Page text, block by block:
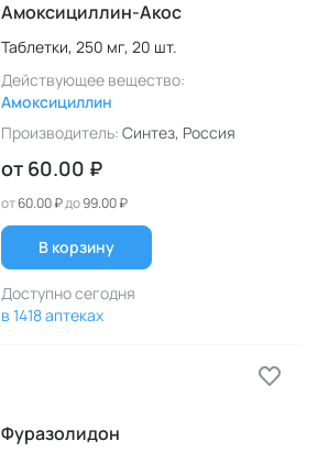
Амоксициллин-Акос
Таблетки, 250 мг, 20 шт.
Действующее вещество:
Амоксициллин
Производитель: Синтез, Россия
от 60.00 ₽
от60.00 ₽до99.00 ₽
В корзину
Доступно сегодня
в 1418 аптеках
Фуразолидон